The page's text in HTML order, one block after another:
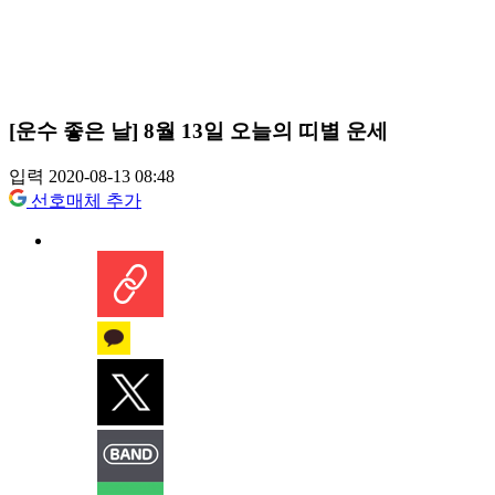
[운수 좋은 날] 8월 13일 오늘의 띠별 운세
입력 2020-08-13 08:48
선호매체 추가